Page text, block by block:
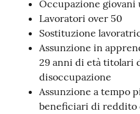
Sala
Stampa
Seguici
Occupazione giovani
Lavoratori over 50
Sostituzione
Assunzione in
29 anni di età titolari
disoccupazione
Assunzione a tempo
beneficiari di reddito